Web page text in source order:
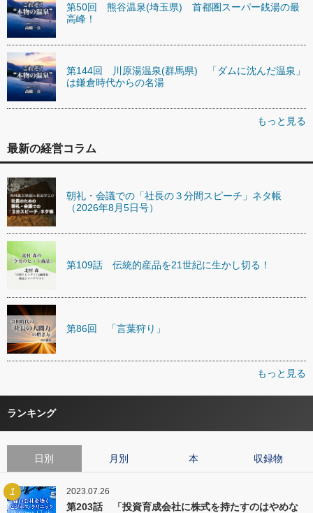
第50回 熊谷温泉(埼玉県) 首都圏スーパー銭湯の最
高峰！
第144回 川原湯温泉(群馬県) 「ダムに沈んだ温泉」
は鎌倉時代からの名湯
もっと見る
最新の経営コラム
朝礼・会議での「社長の３分間スピーチ」ネタ帳
（2026年8月5日号）
第109話 伝統的産品を21世紀に生かし切る！
第86回 「言葉狩り」
もっと見る
ランキング
日別 月別 本 収録物
1 2023.07.26
第203話 「投資育成会社に株式を持たすのはやめな